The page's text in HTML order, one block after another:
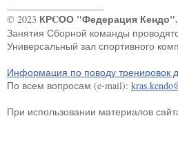
© 2023 КРCОО "Федерация Кендо".
Занятия Сборной команды
Универсальный зал спортивного
Информация по поводу тренировок
По всем вопросам (e-mail):
При использовании материалов